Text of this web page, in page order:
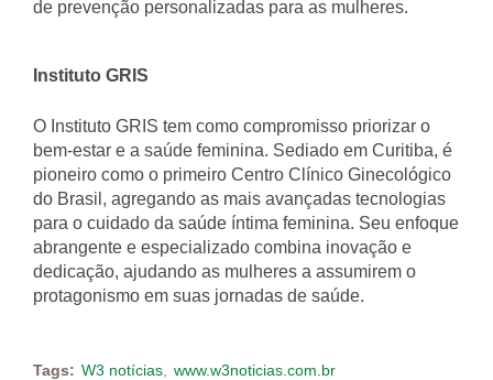
de prevenção personalizadas para as mulheres.
Instituto GRIS
O Instituto GRIS tem como compromisso priorizar o
bem-estar e a saúde feminina. Sediado em Curitiba, é
pioneiro como o primeiro Centro Clínico Ginecológico
do Brasil, agregando as mais avançadas tecnologias
para o cuidado da saúde íntima feminina. Seu enfoque
abrangente e especializado combina inovação e
dedicação, ajudando as mulheres a assumirem o
protagonismo em suas jornadas de saúde.
Tags: W3 notícias www.w3noticias.com.br